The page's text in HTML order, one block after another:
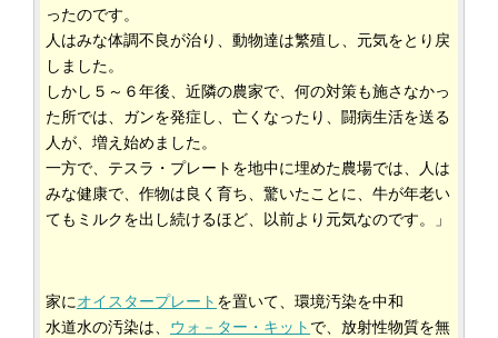
ったのです。
人はみな体調不良が治り、動物達は繁殖し、元気をとり戻
しました。
しかし５～６年後、近隣の農家で、何の対策も施さなかっ
た所では、ガンを発症し、亡くなったり、闘病生活を送る
人が、増え始めました。
一方で、テスラ・プレートを地中に埋めた農場では、人は
みな健康で、作物は良く育ち、驚いたことに、牛が年老い
てもミルクを出し続けるほど、以前より元気なのです。」
家にオイスタープレート を置いて、環境汚染を中和
水道水の汚染は、 ウォ－ター・キット で、放射性物質を無